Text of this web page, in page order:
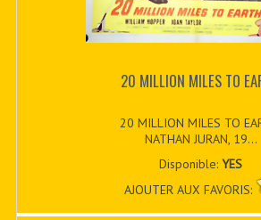
20 MILLION MILES TO
20 MILLION MILES TO
NATHAN JURAN, 19...
Disponible:YES
AJOUTER AUX FAVORIS: